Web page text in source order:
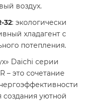
воздух.
32: экологически
хладагент с
потепления.
Daichi серии
– это сочетание
уютной